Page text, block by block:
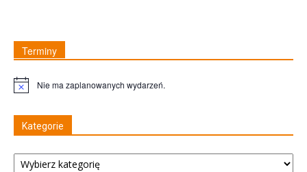
Terminy
UwagaNie ma zaplanowanych wydarzeń.
Kategorie
Kategorie